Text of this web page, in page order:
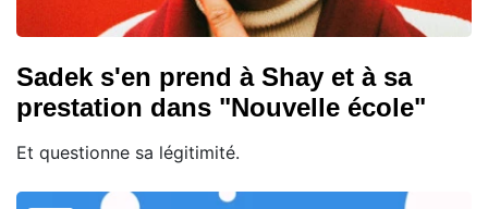
Sadek s'en prend à Shay et à sa
prestation dans "Nouvelle école"
Et questionne sa légitimité.